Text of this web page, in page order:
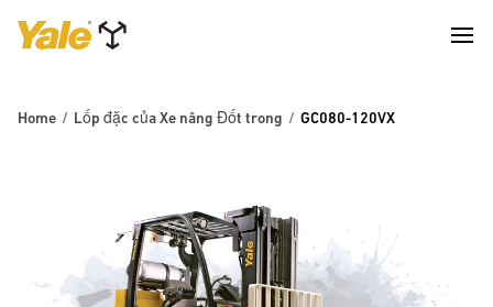
Home Lốp đặc của Xe nâng Đốt trong GC080-120VX